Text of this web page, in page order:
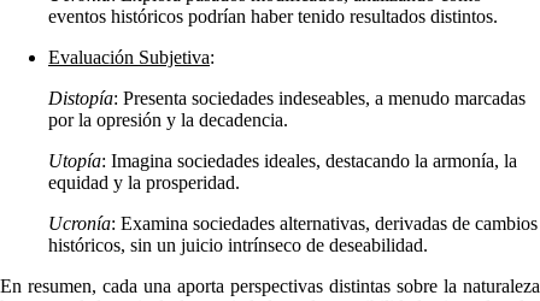
eventos históricos podrían haber tenido resultados distintos.
Evaluación Subjetiva:
Distopía: Presenta sociedades indeseables, a menudo marcadas
por la opresión y la decadencia.
Utopía: Imagina sociedades ideales, destacando la armonía, la
equidad y la prosperidad.
Ucronía: Examina sociedades alternativas, derivadas de cambios
históricos, sin un juicio intrínseco de deseabilidad.
En resumen, cada una aporta perspectivas distintas sobre la naturaleza